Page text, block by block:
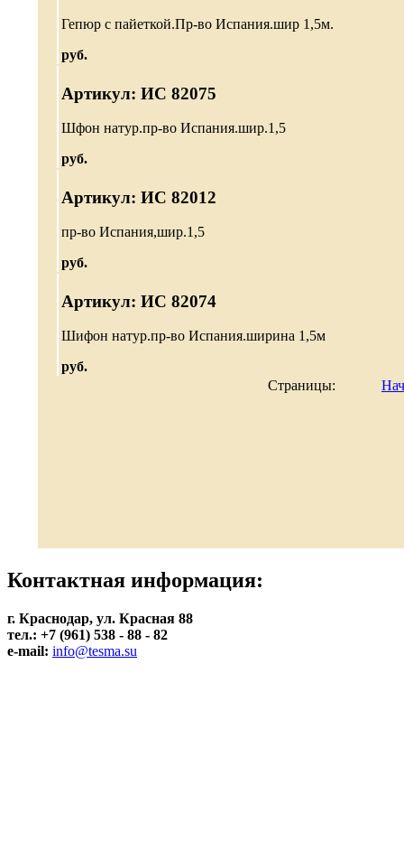
Гепюр с пайеткой.Пр-во Испания.шир 1,5м.
руб.
Артикул: ИС 82075
Шфон натур.пр-во Испания.шир.1,5
руб.
Артикул: ИС 82012
пр-во Испания,шир.1,5
руб.
Артикул: ИС 82074
Шифон натур.пр-во Испания.ширина 1,5м
руб.
Страницы:
Контактная информация:
г. Краснодар, ул. Красная 88
тел.: +7 (961) 538 - 88 - 82
e-mail: info@tesma.su